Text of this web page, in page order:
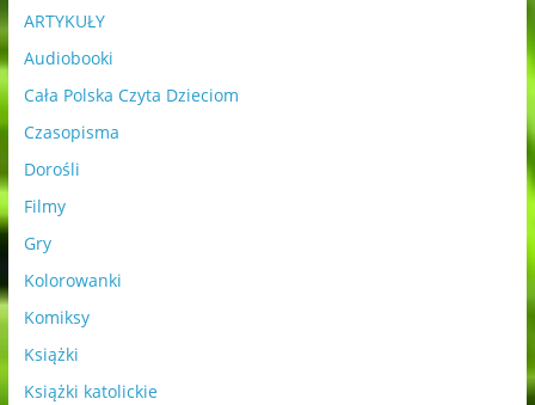
ARTYKUŁY
Audiobooki
Cała Polska Czyta Dzieciom
Czasopisma
Dorośli
Filmy
Gry
Kolorowanki
Komiksy
Książki
Książki katolickie